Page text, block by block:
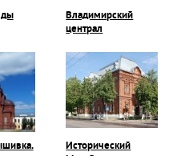
Владимирский
централ
Исторический